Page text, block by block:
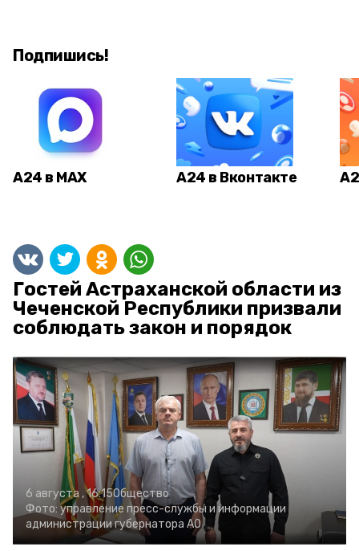
Подпишись!
А24 в MAX А24 в Вконтакте
Гостей Астраханской области из
Чеченской Республики призвали
соблюдать закон и порядок
6 августа , 16:15Общество
Фото: управление пресс-службы и информации
администрации губернатора АО